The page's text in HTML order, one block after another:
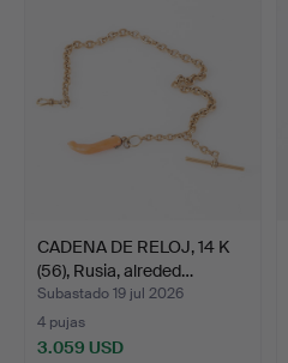
CADENA DE RELOJ, 14 K
(56), Rusia, alreded…
Subastado 19 jul 2026
4 pujas
3.059 USD